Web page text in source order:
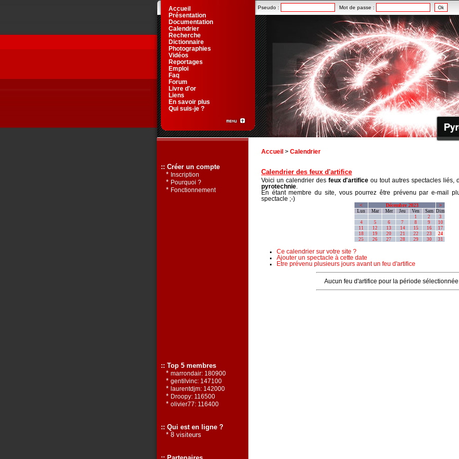
Accueil > Calendrier
Calendrier des feux d'artifice
Voici un calendrier des feux d'artifice ou tout autres spectacles liés,
pyrotechnie
En étant membre du site, vous pourrez être prévenu par e-mail
spectacle ;-)
< Décembre 2023 >
Lun Mar Mer Jeu Ven Sam Dim
1
2
3
4
5 6 7 8 9
10
11
12 13 14 15 16
17
18
19 20 21 22 23
24
25
26 27 28 29 30 31
Ce calendrier sur votre site ?
Ajouter un spectacle à cette date
Etre prévenu plusieurs jours avant un feu d'artifice
Aucun feu d'artifice pour la période
Pseudo : Mot de passe :
Accueil
Présentation
Documentation
Calendrier
Recherche
Dictionnaire
Photographies
Vidéos
Reportages
Emploi
Faq
Forum
Livre d'or
Liens
En savoir plus
Qui suis-je ?
:: Créer un compte
* Inscription
* Pourquoi ?
* Fonctionnement
:: Top 5 membres
* marrondair: 180900
* gentilvinc: 147100
* laurentdjm: 142000
* Droopy: 116500
* olivier77: 116400
:: Qui est en ligne ?
* 8 visiteurs